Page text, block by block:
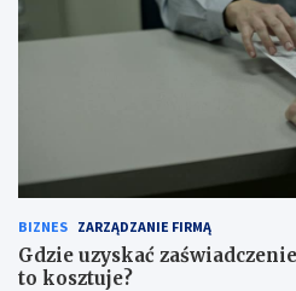
BIZNES ZARZĄDZANIE FIRMĄ
Gdzie uzyskać
to kosztuje?